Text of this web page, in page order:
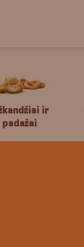
ir
padažai